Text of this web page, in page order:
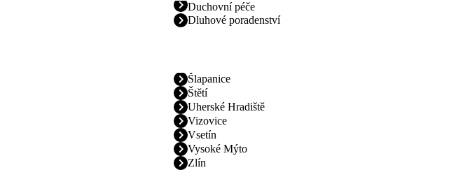
Duchovní péče
Dluhové poradenství
Šlapanice
Štětí
Uherské Hradiště
Vizovice
Vsetín
Vysoké Mýto
Zlín